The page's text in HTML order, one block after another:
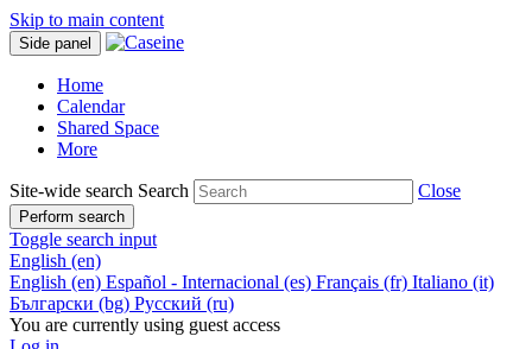
Skip to main content
Side panel
Home
Calendar
Shared Space
More
Site-wide search Search Close
Perform search
Toggle search input
English ‎(en)‎
English ‎(en)‎ Español - Internacional ‎(es)‎ Français ‎(fr)‎ Italiano ‎(it)‎
Български ‎(bg)‎ Русский ‎(ru)‎
You are currently using guest access